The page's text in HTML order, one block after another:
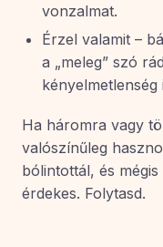
vonzalmat.
Érzel valamit –
a „meleg” szó
kényelmetlenség
Ha háromra vagy
valószínűleg
bólintottál, és
érdekes. Folytasd.